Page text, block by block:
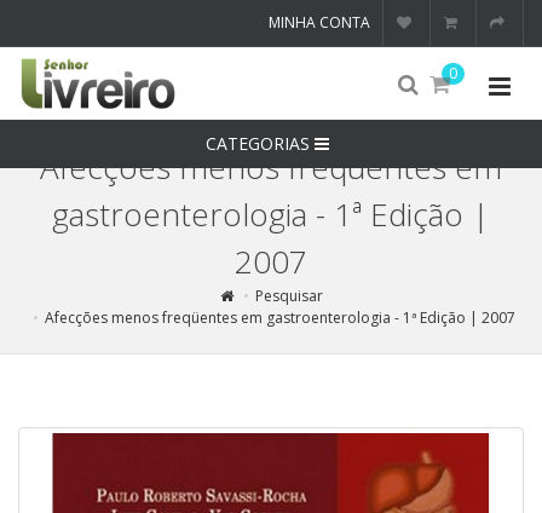
MINHA CONTA
0
CATEGORIAS
Afecções menos freqüentes em
gastroenterologia - 1ª Edição |
2007
Pesquisar
Afecções menos freqüentes em gastroenterologia - 1ª Edição | 2007